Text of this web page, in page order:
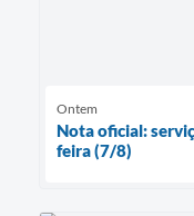
Ontem
Nota oficial:
feira (7/8)